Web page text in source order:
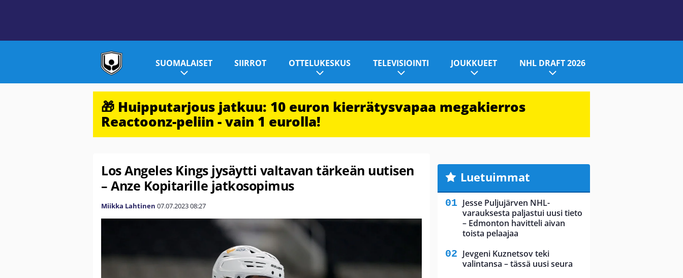
SUOMALAISET SIIRROT OTTELUKESKUS TELEVISIOINTI JOUKKUEET NHL DRAFT 2026
🎁 Huipputarjous jatkuu: 10 euron kierrätysvapaa megakierros
Reactoonz-peliin - vain 1 eurolla!
Los Angeles Kings jysäytti valtavan tärkeän uutisen
– Anze Kopitarille jatkosopimus
Miikka Lahtinen 07.07.202308:27
Luetuimmat
Jesse Puljujärven NHL-
varauksesta paljastui uusi tieto
– Edmonton havitteli aivan
toista pelaajaa
Jevgeni Kuznetsov teki
valintansa – tässä uusi seura